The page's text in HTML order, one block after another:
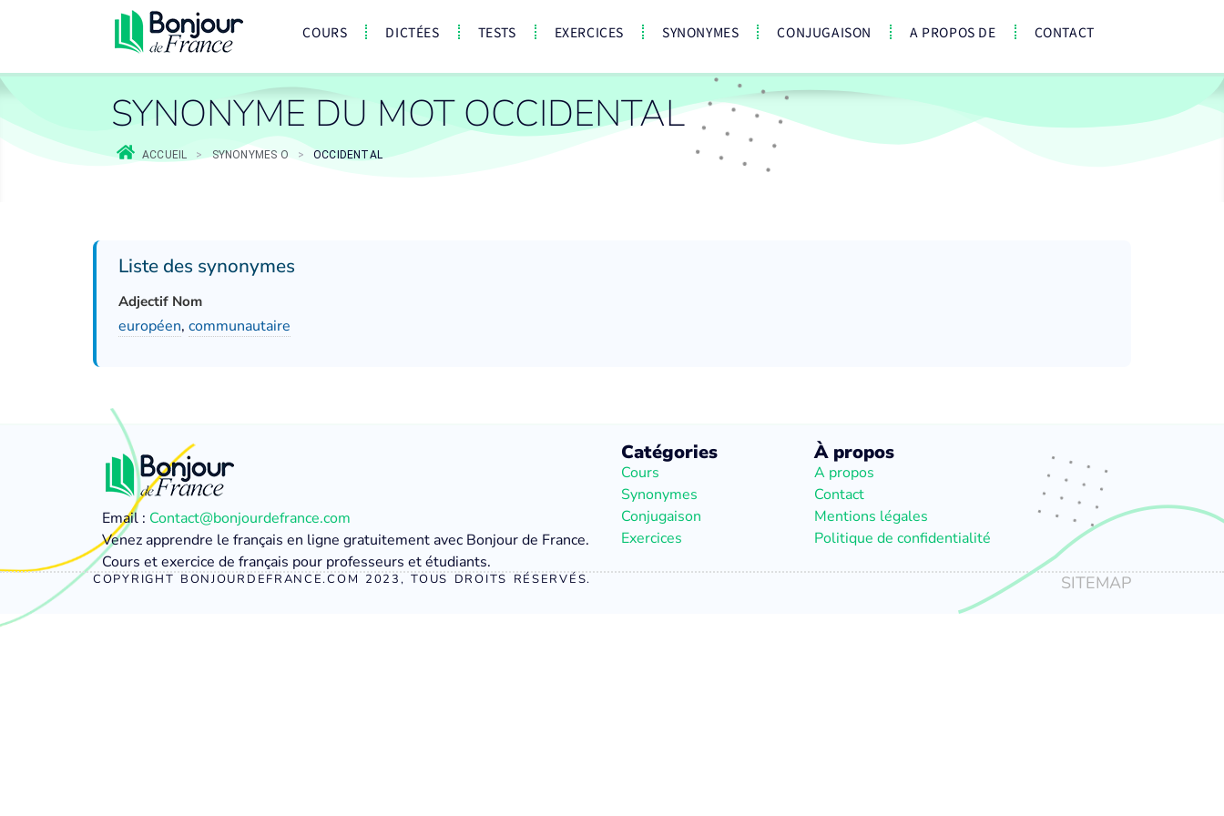
COURS DICTÉES TESTS EXERCICES SYNONYMES CONJUGAISON A PROPOS DE CONTACT
SYNONYME DU MOT OCCIDENTAL
ACCUEIL > SYNONYMES O > OCCIDENTAL
Liste des synonymes
Adjectif Nom
européen, communautaire
Email : Contact@bonjourdefrance.com
Venez apprendre le français en ligne gratuitement avec Bonjour de France.
Cours et exercice de français pour professeurs et étudiants.
Catégories
Cours
Synonymes
Conjugaison
Exercices
À propos
A propos
Contact
Mentions légales
Politique de confidentialité
COPYRIGHT BONJOURDEFRANCE.COM 2023, TOUS DROITS RÉSERVÉS. SITEMAP